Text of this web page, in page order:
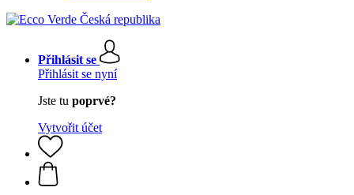
Přihlásit se
Přihlásit se nyní
Jste tu poprvé?
Vytvořit účet